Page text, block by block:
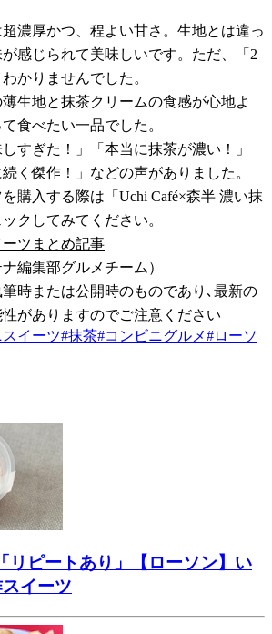
濃厚かつ、程よい甘さ。生地とは違っ
感じられて美味しいです。ただ、「2
かりませんでした。
生地と抹茶クリームの食感が心地よ
食べたい一品でした。
すぎた！」「本当に抹茶が濃い！」
く傑作！」などの声がありました。
購入する際は「Uchi Café×森半 濃い抹
クしてみてください。
ツまとめ記事
編集部グルメチーム）
時または公開時のものであり､最新の
がありますのでご注意ください
イーツ#抹茶#コンビニグルメ#ローソ
リピートあり」【ローソン】い
イーツ